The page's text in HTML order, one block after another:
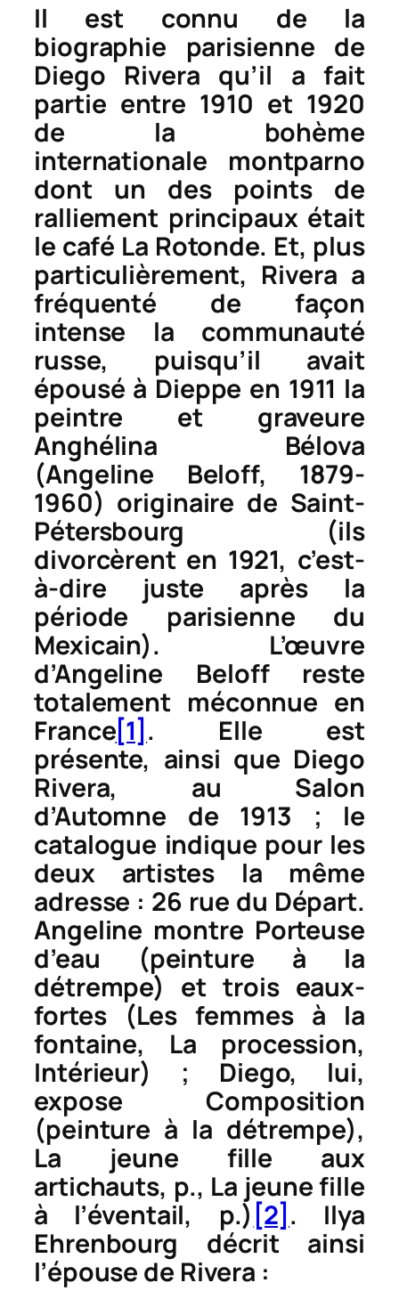
Il est connu de la
biographie parisienne de
Diego Rivera qu’il a fait
partie entre 1910 et 1920
de la bohème
internationale montparno
dont un des points de
ralliement principaux était
le café La Rotonde. Et, plus
particulièrement, Rivera a
fréquenté de façon
intense la communauté
russe, puisqu’il avait
épousé à Dieppe en 1911 la
peintre et graveure
Anghélina Bélova
(Angeline Beloff, 1879-
1960) originaire de Saint-
Pétersbourg (ils
divorcèrent en 1921, c’est-
à-dire juste après la
période parisienne du
Mexicain). L’œuvre
d’Angeline Beloff reste
totalement méconnue en
France[1] . Elle est
présente, ainsi que Diego
Rivera, au Salon
d’Automne de 1913 ; le
catalogue indique pour les
deux artistes la même
adresse : 26 rue du Départ.
Angeline montre Porteuse
d’eau (peinture à la
détrempe) et trois eaux-
fortes (Les femmes à la
fontaine, La procession,
Intérieur) ; Diego, lui,
exposeComposition
(peinture à la détrempe),
La jeune fille aux
artichauts, p., La jeune fille
à l’éventail, p.) [2] . Ilya
Ehrenbourg décrit ainsi
l’épouse de Rivera :